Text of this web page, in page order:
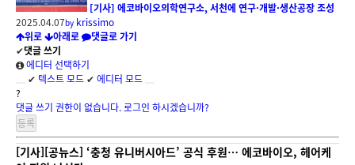
[기사] 에코바이오의학연구소, 서천에 연구·개발·생산공장 조성
2025.04.07by krissimo
위로
아래로
댓글로 가기
✔댓글 쓰기
에디터 선택하기
✔ 텍스트 모드 ✔ 에디터 모드
?
댓글 쓰기 권한이 없습니다. 로그인 하시겠습니까?
[기사][공뉴스] ‘충청 유니버시아드’ 공식 후원… 에코바이오, 헤어케